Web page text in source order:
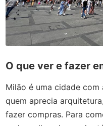
O que ver e fazer
Milão é uma cidade
quem aprecia
fazer compras. Para